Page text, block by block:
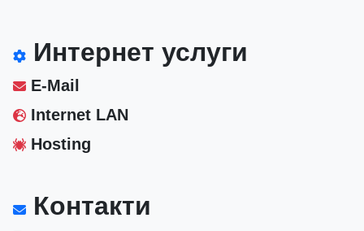
Интернет услуги
E-Mail
Internet LAN
Hosting
Контакти